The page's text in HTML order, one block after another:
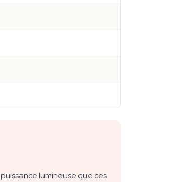
lumineuse que ces